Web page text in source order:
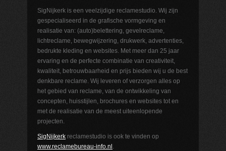
SigNijkerk is een veelzijdige reclamestudio. Wij zijn
gespecialiseerd in de grafische vormgeving en
realisatie van: (auto)belettering, gevelreclame,
lichtreclame, bewegwijzering, drukwerk, advertenties,
bedrukte kleding en websites. Met meer dan 25 jaar
ervaring en de perfecte combinatie van creativiteit,
kwaliteit, betrouwbaarheid en prijs bieden wij u de best
denkbare reclame. Wij leveren of verzorgen alles op
het gebied van reclame, van de ontwikkeling van
concepten, huisstijlen, brochures en websites tot en
met de realisatie van de meest uiteenlopende
projecten.
SigNijkerk reclamestudio is ook te vinden op
www.reclamebureau-info.nl .